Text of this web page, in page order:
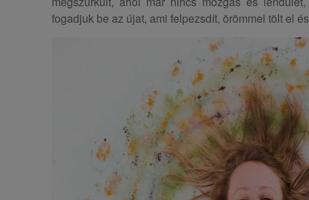
fogadjuk be az újat, ami felpezsdít, örömmel tölt el